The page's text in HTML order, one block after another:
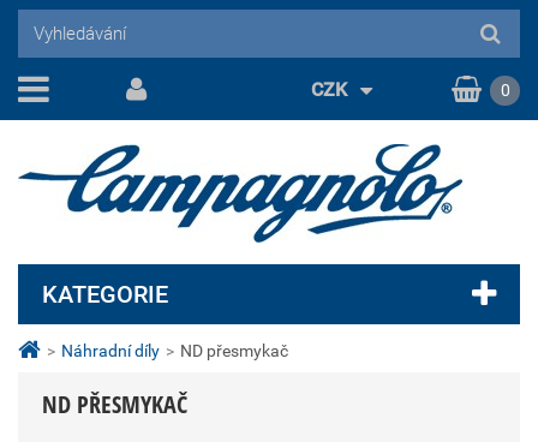
> Náhradní díly > ND přesmykač
ND PŘESMYKAČ
KATEGORIE
CZK 0